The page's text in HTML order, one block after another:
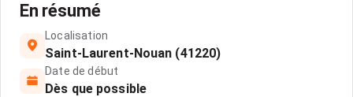
En résumé
Localisation
Saint-Laurent-Nouan (41220)
Date de début
Dès que possible